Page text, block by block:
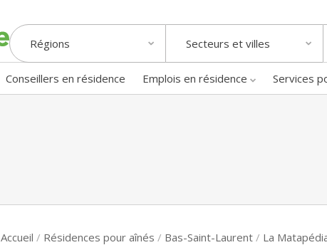
Régions Secteurs et villes
Conseillers en résidence Emplois en résidence Services
Accueil / Résidences pour aînés / Bas-Saint-Laurent / La